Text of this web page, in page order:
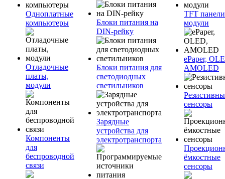
Одноплатные
компьютеры
Отладочные
платы,
модули
Компоненты
для
беспроводной
связи
Блоки питания на
DIN-рейку
Блоки питания для
светодиодных
светильников
Зарядные
устройства для
электротранспорта
TFT
модули
ePaper,
AMOLED
сенсоры
ёмкостные
сенсоры